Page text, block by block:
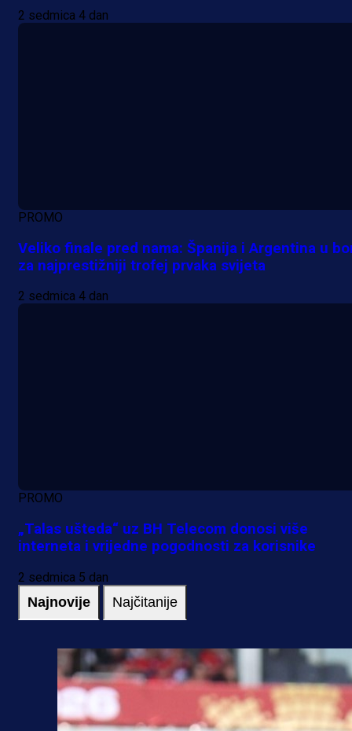
2 sedmica 4 dan
PROMO
Veliko finale pred nama: Španija i Argentina u
za najprestižniji trofej prvaka svijeta
2 sedmica 4 dan
PROMO
„Talas ušteda“ uz BH Telecom donosi više
interneta i vrijedne pogodnosti za korisnike
2 sedmica 5 dan
Najnovije Najčitanije